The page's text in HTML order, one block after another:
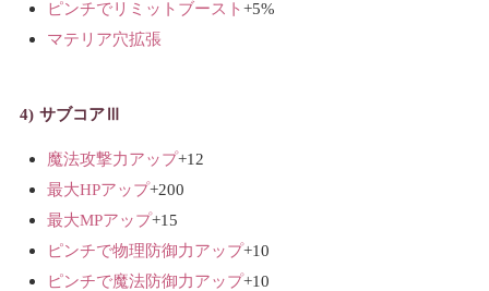
ピンチでリミットブースト+5%
マテリア穴拡張
サブコアⅢ
魔法攻撃力アップ+12
最大HPアップ+200
最大MPアップ+15
ピンチで物理防御力アップ+10
ピンチで魔法防御力アップ+10